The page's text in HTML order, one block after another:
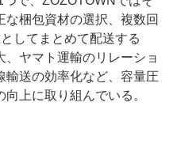
梱包資材の選択、複数回
してまとめて配送する
、ヤマト運輸のリレーショ
輸送の効率化など、容量圧
上に取り組んでいる。